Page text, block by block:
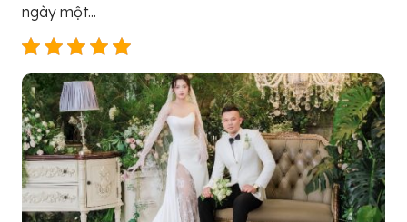
ngày một...